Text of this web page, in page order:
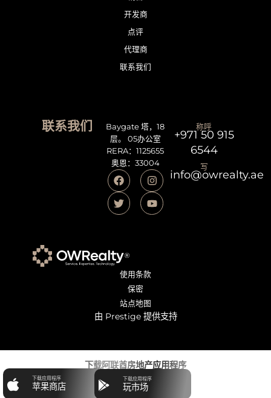
开发商
点评
代理商
联系我们
联系我们
Baygate 塔，18
层。 05办公室
RERA：1125655
奥恩：33004
称呼
+971 50 915
6544
写
info@owrealty.ae
使用条款
保密
站点地图
由 Prestige 提供支持
下载阿联酋房地产应用程序
下载应用程序
苹果商店
下载应用程序
玩市场